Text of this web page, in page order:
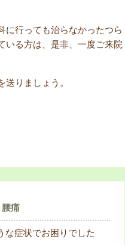
に行っても治らなかったつら
いる方は、是非、一度ご来院
りましょう。
痛
な症状でお困りでした